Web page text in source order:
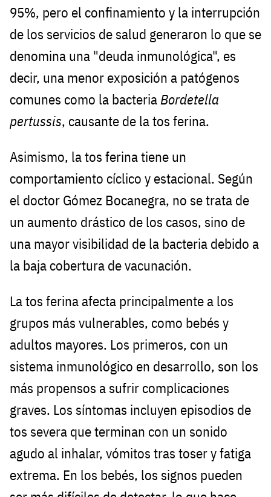
95%, pero el confinamiento y la interrupción
de los servicios de salud generaron lo que se
denomina una "deuda inmunológica", es
decir, una menor exposición a patógenos
comunes como la bacteriaBordetella
pertussis, causante de la tos ferina.
Asimismo, la tos ferina tiene un
comportamiento cíclico y estacional. Según
el doctor Gómez Bocanegra, no se trata de
un aumento drástico de los casos, sino de
una mayor visibilidad de la bacteria debido a
la baja cobertura de vacunación.
La tos ferina afecta principalmente a los
grupos más vulnerables, como bebés y
adultos mayores. Los primeros, con un
sistema inmunológico en desarrollo, son los
más propensos a sufrir complicaciones
graves. Los síntomas incluyen episodios de
tos severa que terminan con un sonido
agudo al inhalar, vómitos tras toser y fatiga
extrema. En los bebés, los signos pueden